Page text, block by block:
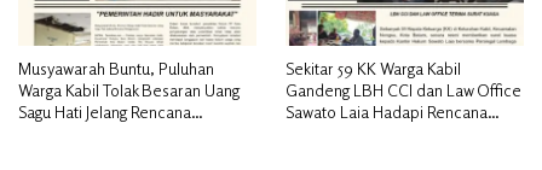
Musyawarah Buntu, Puluhan
Warga Kabil Tolak Besaran Uang
Sagu Hati Jelang Rencana
Sekitar 59 KK Warga Kabil
Gandeng LBH CCI dan Law Office
Sawato Laia Hadapi Rencana